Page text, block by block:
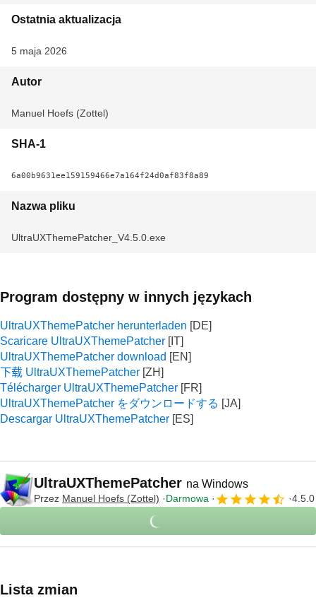
Ostatnia aktualizacja
5 maja 2026
Autor
Manuel Hoefs (Zottel)
SHA-1
6a00b9631ee159159466e7a164f24d0af83f8a89
Nazwa pliku
UltraUXThemePatcher_V4.5.0.exe
Program dostępny w innych językach
UltraUXThemePatcher herunterladen
Scaricare UltraUXThemePatcher
UltraUXThemePatcher download
下载 UltraUXThemePatcher
Télécharger UltraUXThemePatcher
UltraUXThemePatcher をダウンロードする
Descargar UltraUXThemePatcher
UltraUXThemePatcher na Windows
Przez Manuel Hoefs (Zottel) Darmowa 4.5.0
Lista zmian